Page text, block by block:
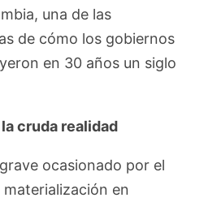
una de las
de cómo los gobiernos
en 30 años un siglo
cruda realidad
ocasionado por el
en